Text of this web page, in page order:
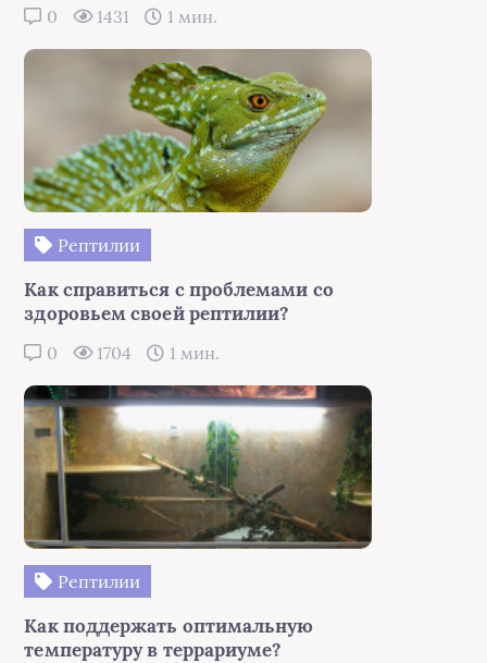
0 1431 1 мин.
Рептилии
Как справиться с проблемами со
здоровьем своей рептилии?
0 1704 1 мин.
Рептилии
Как поддержать оптимальную
температуру в террариуме?